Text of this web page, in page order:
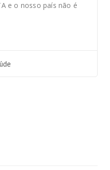
e o nosso país não é